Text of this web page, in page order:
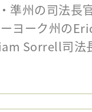
準州の司法長
ヨーク州の
Sorrell司